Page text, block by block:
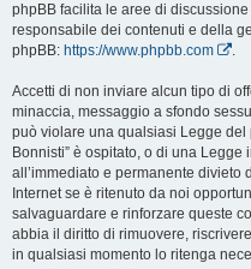
phpBB facilita le aree di
responsabile dei contenuti e della
phpBB: https://www.phpbb.com .
Accetti di non inviare alcun tipo di
minaccia, messaggio a sfondo
può violare una qualsiasi Legge del
Bonnisti” è ospitato, o di una
all’immediato e permanente divieto
Internet se è ritenuto da noi
salvaguardare e rinforzare queste
abbia il diritto di rimuovere,
in qualsiasi momento lo ritenga